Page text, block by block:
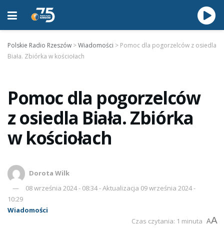
Polskie Radio Rzeszów >Wiadomości > Pomoc dla pogorzelców z osiedla
Biała. Zbiórka w kościołach
Pomoc dla pogorzelców
z osiedla Biała. Zbiórka
w kościołach
Dorota Wilk
08 września 2024 - 08:34 - Aktualizacja 09 września 2024 -
10:29
Wiadomości
Czas czytania: 1 minuta AA